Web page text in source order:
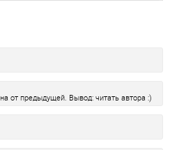
от предыдущей. Вывод: читать автора :)